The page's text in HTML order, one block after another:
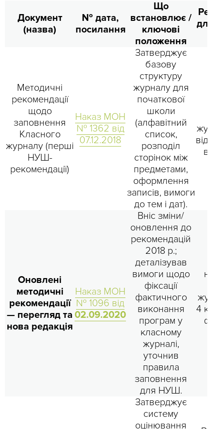
Документ
(назва)
№ дата,
посилання
Що
встановлює /
ключові
положення
для
Методичні
рекомендації
щодо
заповнення
Класного
журналу (перші
НУШ-
рекомендації)
Наказ МОН
№ 1362 від
07.12.2018
Затверджує
базову
структуру
журналу для
початкової
школи
(алфавітний
список,
розподіл
сторінок між
предметами,
оформлення
записів, вимоги
до тем і дат).
Оновлені
методичні
рекомендації
— перегляд та
нова редакція
Наказ МОН
№ 1096 від
02.09.2020
Вніс зміни/
оновлення до
рекомендацій
2018 р.;
деталізував
вимоги щодо
фіксації
фактичного
виконання
програм у
класному
журналі,
уточнив
правила
заповнення
для НУШ.
4
Затверджує
систему
оцінювання